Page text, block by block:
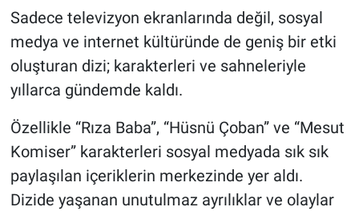
Sadece televizyon ekranlarında değil, sosyal
medya ve internet kültüründe de geniş bir etki
oluşturan dizi; karakterleri ve sahneleriyle
yıllarca gündemde kaldı.
Özellikle “Rıza Baba”, “Hüsnü Çoban” ve “Mesut
Komiser” karakterleri sosyal medyada sık sık
paylaşılan içeriklerin merkezinde yer aldı.
Dizide yaşanan unutulmaz ayrılıklar ve olaylar